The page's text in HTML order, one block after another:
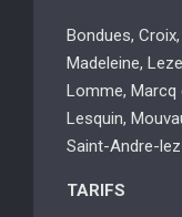
Bondues,
Madeleine,
Lomme, Marcq
Lesquin,
Saint-Andre-
TARIFS